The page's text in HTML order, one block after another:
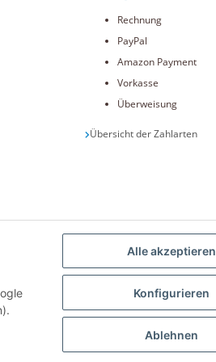
Rechnung
PayPal
Amazon Payment
Vorkasse
Überweisung
Übersicht der Zahlarten
Alle akzeptieren
Konfigurieren
Ablehnen